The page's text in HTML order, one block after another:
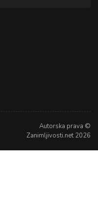
Autorska prava ©
Zanimljivosti.net 2026